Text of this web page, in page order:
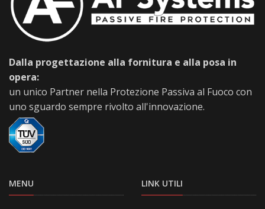
Dalla progettazione alla fornitura e alla posa in
opera:
un unico Partner nella Protezione Passiva al Fuoco con
uno sguardo sempre rivolto all'innovazione.
MENU LINK UTILI